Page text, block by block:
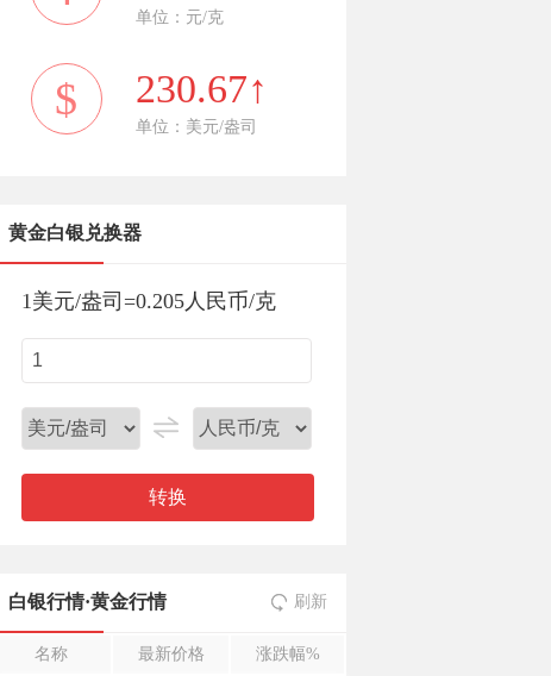
单位：元/克
$ 230.67↑
单位：美元/盎司
黄金白银兑换器
1美元/盎司 =0.205人民币/克
转换
白银行情·黄金行情 刷新
名称 最新价格 涨跌幅%